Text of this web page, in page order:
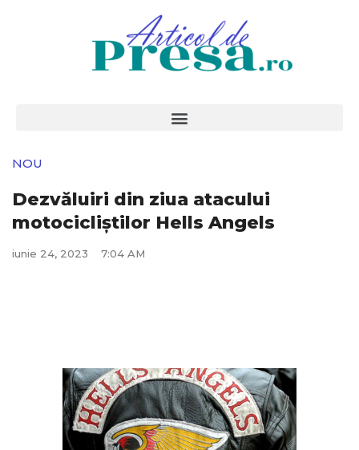
NOU
Dezvăluiri din ziua atacului
motocicliștilor Hells Angels
iunie 24, 2023 7:04 AM